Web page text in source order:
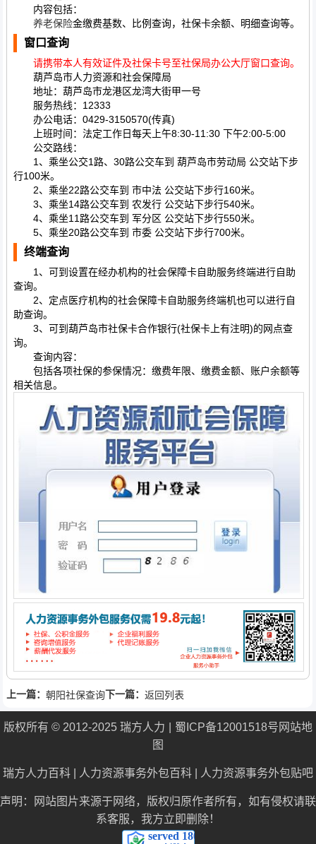
内容包括：
养老保险金缴费基数、比例查询，社保卡余额、明细查询等。
窗口查询
请携带本人有效证件及社保卡号至社保局办公大厅窗口查询。
葫芦岛市人力资源和社会保障局
地址：葫芦岛市龙港区龙湾大街甲一号
服务热线：12333
办公电话：0429-3150570(传真)
上班时间：法定工作日每天上午8:30-11:30 下午2:00-5:00
公交路线：
1、乘坐公交1路、30路公交车到 葫芦岛市劳动局 公交站下步
行100米。
2、乘坐22路公交车到 市中法 公交站下步行160米。
3、乘坐14路公交车到 农发行 公交站下步行540米。
4、乘坐11路公交车到 军分区 公交站下步行550米。
5、乘坐20路公交车到 市委 公交站下步行700米。
终端查询
1、可到设置在经办机构的社会保障卡自助服务终端进行自助
查询。
2、定点医疗机构的社会保障卡自助服务终端机也可以进行自
助查询。
3、可到葫芦岛市社保卡合作银行(社保卡上有注明)的网点查
询。
查询内容：
包括各项社保的参保情况：缴费年限、缴费金额、账户余额等
相关信息。
上一篇： 朝阳社保查询下一篇： 返回列表
版权所有 © 2012-2025 瑞方人力 蜀ICP备12001518号 网站地
图
瑞方人力百科 人力资源事务外包百科 人力资源事务外包贴吧
声明：网站图片来源于网络，版权归原作者所有，如有侵权请联
系客服，我方立即删除！